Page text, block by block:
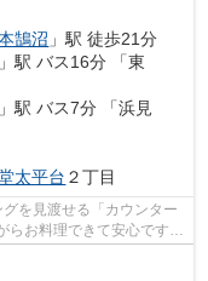
鵠沼 」駅 徒歩21分
」駅 バス16分 「東
」駅 バス7分 「浜見
太平台 ２丁目
を見渡せる「カウンター
らお料理できて安心です☆